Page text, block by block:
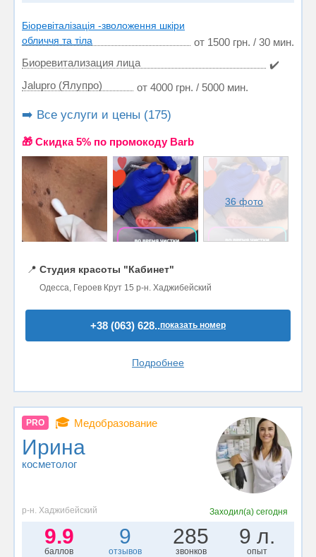
Біоревіталізація -зволоження шкіри
обличчя та тіла
от 1500 грн. / 30 мин.
Биоревитализация лица
✔️
Jalupro (Ялупро)
от 4000 грн. / 5000 мин.
➡️ Все услуги и цены (175)
🎁 Cкидка 5% по промокоду Barb
36 фото
📍 Студия красоты "Кабинет"
Одесса, Героев Крут 15 р-н. Хаджибейский
+38 (063) 628..показать номер
Подробнее
PRO 🎓 Медобразование
Ирина
косметолог
р-н. Хаджибейский Заходил(а)сегодня
9.9
баллов
9
отзывов
285
звонков
9 л.
опыт